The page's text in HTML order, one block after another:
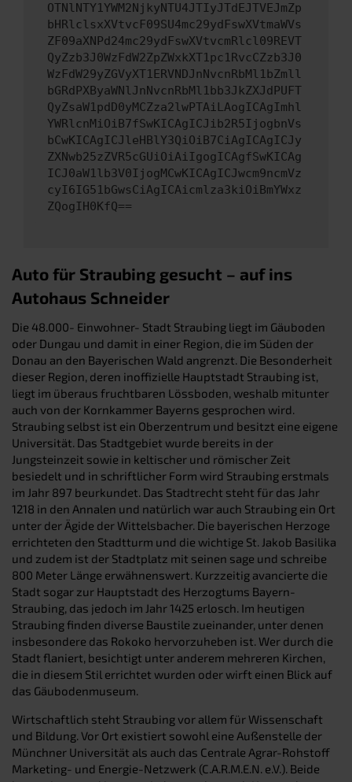
OTNlNTY1YWM2NjkyNTU4JTIyJTdEJTVEJmZp
bHRlclsxXVtvcF09SU4mc29ydFswXVtmaWVs
ZF09aXNPd24mc29ydFswXVtvcmRlcl09REVT
QyZzb3J0WzFdW2ZpZWxkXT1pc1RvcCZzb3J0
WzFdW29yZGVyXT1ERVNDJnNvcnRbMl1bZmll
bGRdPXByaWNlJnNvcnRbMl1bb3JkZXJdPUFT
QyZsaW1pdD0yMCZza2lwPTAiLAogICAgImhl
YWRlcnMiOiB7fSwKICAgICJib2R5IjogbnVs
bCwKICAgICJleHBlY3QiOiB7CiAgICAgICJy
ZXNwb25zZVR5cGUiOiAiIgogICAgfSwKICAg
ICJ0aW1lb3V0IjogMCwKICAgICJwcm9ncmVz
cyI6IG51bGwsCiAgICAicmlza3kiOiBmYWxz
ZQogIH0KfQ==
Auto für Straubing gesucht – auf ins
Autohaus Schneider
Die 48.000- Einwohner- Stadt Straubing liegt im Gäuboden
oder Dungau und damit in einer Region, die im Süden der
Donau an den Bayerischen Wald angrenzt. Die Besonderheit
dieser Region, deren inoffizielle Hauptstadt Straubing ist,
liegt im überaus fruchtbaren Lössboden, weshalb mitunter
auch von der Kornkammer Bayerns gesprochen wird.
Straubing selbst ist ein Oberzentrum und besitzt eine eigene
Universität. Das Stadtgebiet wurde bereits in der
Jungsteinzeit sowie in keltischer und römischer Zeit
besiedelt und in schriftlicher Form wird Straubing erstmals
im Jahr 897 beurkundet. Das Stadtrecht steht für das Jahr
1218 in den Annalen und natürlich war auch Straubing ein Ort
unter der Ägide der Wittelsbacher. Die bayerischen Herzoge
errichteten den Stadtturm und die wichtige St. Jakob Basilika
und zudem ist der Stadtplatz mit seinen sage und schreibe
800 Meter Länge erwähnenswert. Kurzzeitig avancierte die
Stadt sogar zur Hauptstadt des Herzogtums Bayern-
Straubing, das jedoch im Jahr 1425 erlosch. Im heutigen
Straubing finden diverse Baustile zueinander, unter denen
insbesondere das Rokoko hervorzuheben ist. Wer durch die
Stadt flaniert, besichtigt unter anderem mehreren Kirchen,
die in diesem Stil errichtet wurden oder wirft einen Blick auf
das Gäubodenmuseum.
Wirtschaftlich steht Straubing vor allem für Wissenschaft
und Bildung. Vor Ort existiert sowohl eine Außenstelle der
Münchner Universität als auch das Centrale Agrar-Rohstoff
Marketing- und Energie-Netzwerk (C.A.R.M.E.N. e.V.). Beide